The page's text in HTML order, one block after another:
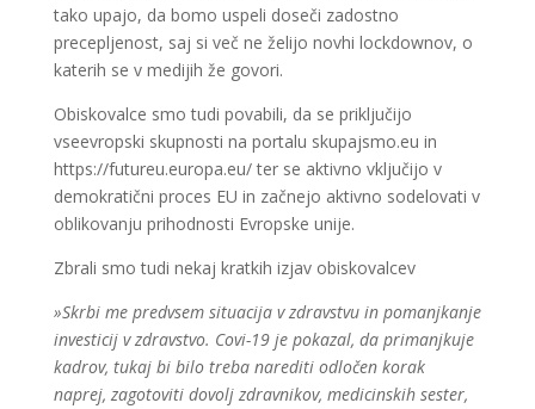
tako upajo, da bomo uspeli doseči zadostno
precepljenost, saj si več ne želijo novhi lockdownov, o
katerih se v medijih že govori.
Obiskovalce smo tudi povabili, da se priključijo
vseevropski skupnosti na portalu skupajsmo.eu in
https://futureu.europa.eu/ ter se aktivno vključijo v
demokratični proces EU in začnejo aktivno sodelovati v
oblikovanju prihodnosti Evropske unije.
Zbrali smo tudi nekaj kratkih izjav obiskovalcev
»Skrbi me predvsem situacija v zdravstvu in pomanjkanje
investicij v zdravstvo. Covi-19 je pokazal, da primanjkuje
kadrov, tukaj bi bilo treba narediti odločen korak
naprej, zagotoviti dovolj zdravnikov, medicinskih sester,